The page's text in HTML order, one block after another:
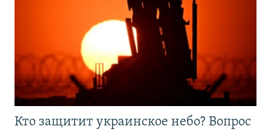
Кто защитит украинское небо? Вопрос